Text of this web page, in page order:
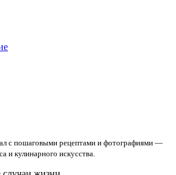
с пошаговыми рецептами и фотографиями —
и кулинарного искусства.